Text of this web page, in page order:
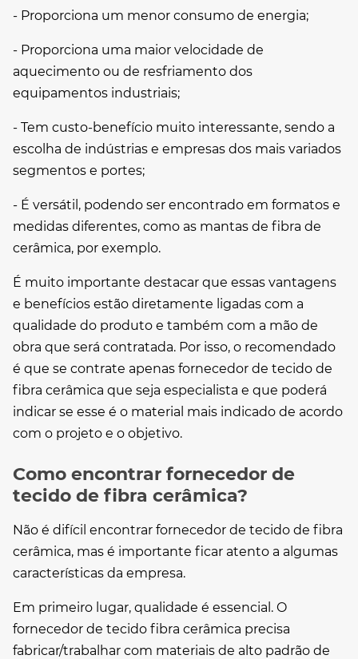
- Proporciona um menor consumo de energia;
- Proporciona uma maior velocidade de
aquecimento ou de resfriamento dos
equipamentos industriais;
- Tem custo-benefício muito interessante, sendo a
escolha de indústrias e empresas dos mais variados
segmentos e portes;
- É versátil, podendo ser encontrado em formatos e
medidas diferentes, como as mantas de fibra de
cerâmica, por exemplo.
É muito importante destacar que essas vantagens
e benefícios estão diretamente ligadas com a
qualidade do produto e também com a mão de
obra que será contratada. Por isso, o recomendado
é que se contrate apenas fornecedor de tecido de
fibra cerâmica que seja especialista e que poderá
indicar se esse é o material mais indicado de acordo
com o projeto e o objetivo.
Como encontrar fornecedor de
tecido de fibra cerâmica?
Não é difícil encontrar fornecedor de tecido de fibra
cerâmica, mas é importante ficar atento a algumas
características da empresa.
Em primeiro lugar, qualidade é essencial. O
fornecedor de tecido fibra cerâmica precisa
fabricar/trabalhar com materiais de alto padrão de